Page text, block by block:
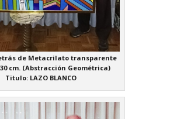
de Metacrilato transparente
cm. (Abstracción Geométrica)
Titulo: LAZO BLANCO